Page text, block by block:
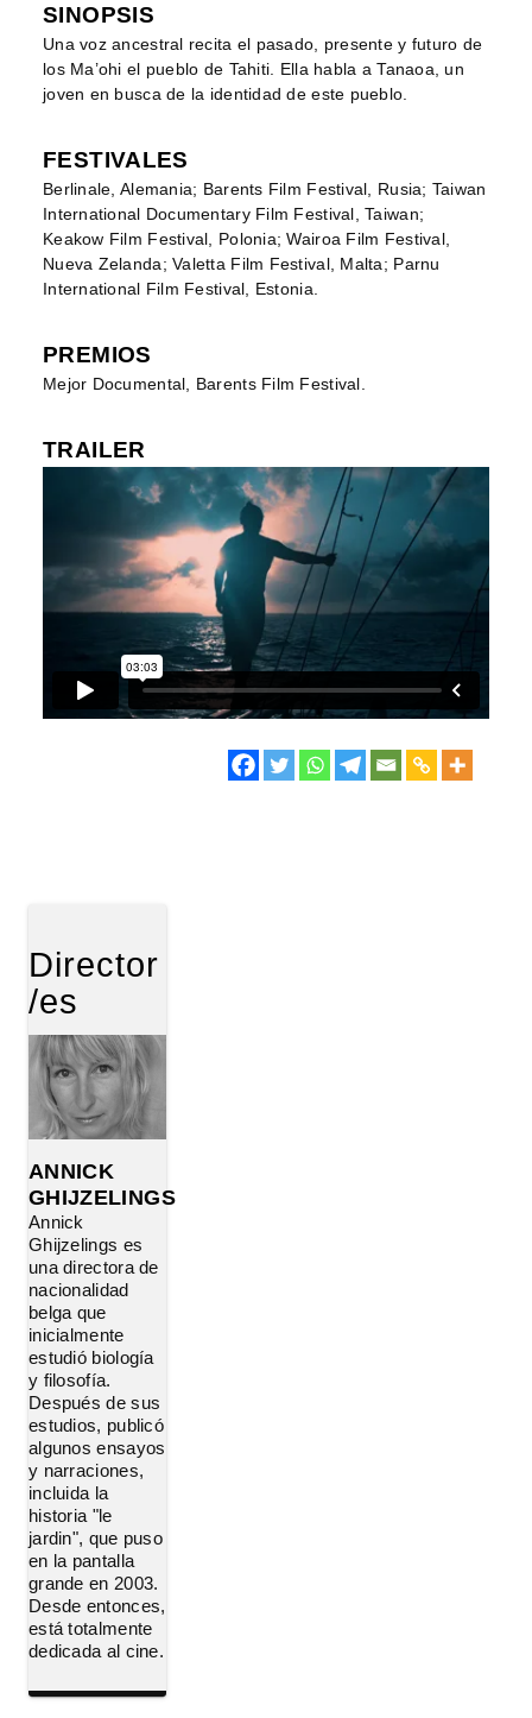
SINOPSIS
Una voz ancestral recita el pasado, presente y futuro de
los Ma’ohi el pueblo de Tahiti. Ella habla a Tanaoa, un
joven en busca de la identidad de este pueblo.
FESTIVALES
Berlinale, Alemania; Barents Film Festival, Rusia; Taiwan
International Documentary Film Festival, Taiwan;
Keakow Film Festival, Polonia; Wairoa Film Festival,
Nueva Zelanda; Valetta Film Festival, Malta; Parnu
International Film Festival, Estonia.
PREMIOS
Mejor Documental, Barents Film Festival.
TRAILER
Director
/es
ANNICK
GHIJZELINGS
Annick
Ghijzelings es
una directora de
nacionalidad
belga que
inicialmente
estudió biología
y filosofía.
Después de sus
estudios, publicó
algunos ensayos
y narraciones,
incluida la
historia "le
jardin", que puso
en la pantalla
grande en 2003.
Desde entonces,
está totalmente
dedicada al cine.